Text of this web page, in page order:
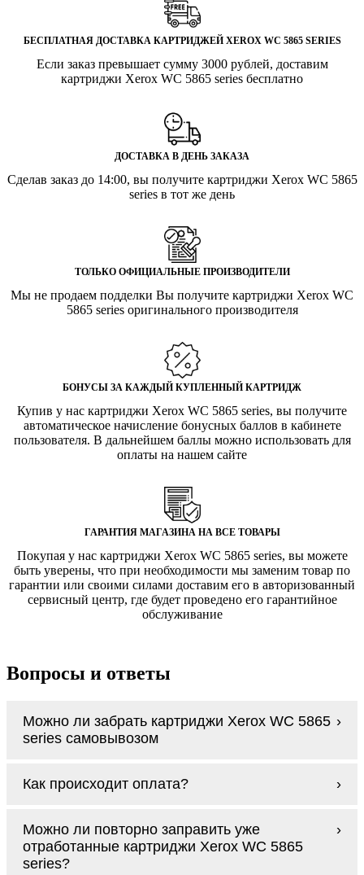
БЕСПЛАТНАЯ ДОСТАВКА КАРТРИДЖЕЙ XEROX WC 5865 SERIES
Если заказ превышает сумму 3000 рублей, доставим
картриджи Xerox WC 5865 series бесплатно
ДОСТАВКА В ДЕНЬ ЗАКАЗА
Сделав заказ до 14:00, вы получите картриджи Xerox WC 5865
series в тот же день
ТОЛЬКО ОФИЦИАЛЬНЫЕ ПРОИЗВОДИТЕЛИ
Мы не продаем подделки Вы получите картриджи Xerox WC
5865 series оригинального производителя
БОНУСЫ ЗА КАЖДЫЙ КУПЛЕННЫЙ КАРТРИДЖ
Купив у нас картриджи Xerox WC 5865 series, вы получите
автоматическое начисление бонусных баллов в кабинете
пользователя. В дальнейшем баллы можно использовать для
оплаты на нашем сайте
ГАРАНТИЯ МАГАЗИНА НА ВСЕ ТОВАРЫ
Покупая у нас картриджи Xerox WC 5865 series, вы можете
быть уверены, что при необходимости мы заменим товар по
гарантии или своими силами доставим его в авторизованный
сервисный центр, где будет проведено его гарантийное
обслуживание
Вопросы и ответы
Можно ли забрать картриджи Xerox WC 5865
series самовывозом
доставим заказ и сделаем это бесплатно
Мы гарантируем цельность упаковки, когда
доставляем Вам картриджи Xerox WC 5865
series
Как происходит оплата?
series наличными курьеру при получении
заказа.
Можно ли повторно заправить уже
отработанные картриджи Xerox WC 5865
series?